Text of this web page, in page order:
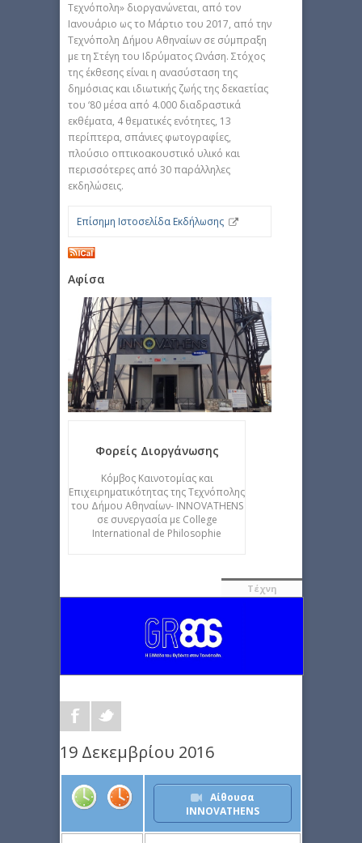
Τεχνόπολη» διοργανώνεται, από τον
Ιανουάριο ως το Μάρτιο του 2017, από την
Τεχνόπολη Δήμου Αθηναίων σε σύμπραξη
με τη Στέγη του Ιδρύματος Ωνάση. Στόχος
της έκθεσης είναι η ανασύσταση της
δημόσιας και ιδιωτικής ζωής της δεκαετίας
του ‘80 μέσα από 4.000 διαδραστικά
εκθέματα, 4 θεματικές ενότητες, 13
περίπτερα, σπάνιες φωτογραφίες,
πλούσιο οπτικοακουστικό υλικό και
περισσότερες από 30 παράλληλες
εκδηλώσεις.
Επίσημη Ιστοσελίδα Εκδήλωσης
Αφίσα
Φορείς Διοργάνωσης
Κόμβος Καινοτομίας και
Επιχειρηματικότητας της Τεχνόπολης
του Δήμου Αθηναίων- INNOVATHENS
σε συνεργασία με College
International de Philosophie
Τέχνη
19 Δεκεμβρίου 2016
Αίθουσα
INNOVATHENS